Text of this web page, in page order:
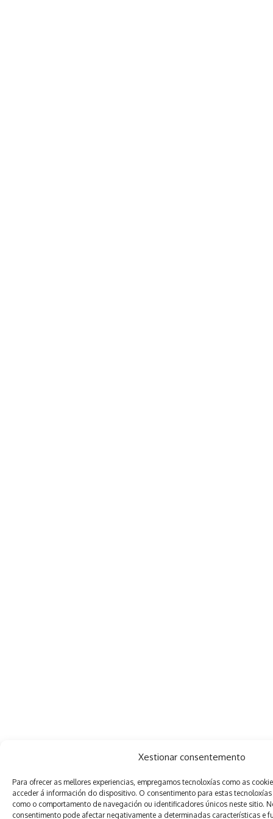
Xestionar consentemento
Para ofrecer as mellores experiencias, empregamos tecnoloxías como as
acceder á información do dispositivo. O consentimento para estas
como o comportamento de navegación ou identificadores únicos neste sitio.
consentimento pode afectar negativamente a determinadas características e